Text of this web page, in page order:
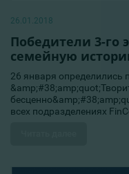
26.01.2018
Победители 3-го
семейную
26 января определились
всех подразделениях